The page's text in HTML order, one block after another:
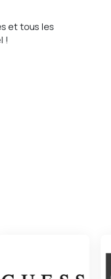
et tous les
!